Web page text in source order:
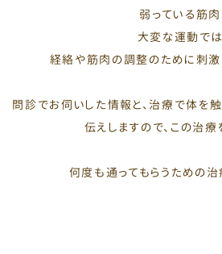
弱っている筋肉
大変な運動では
経絡や筋肉の調整のために刺激
問診でお伺いした情報と、治療で体を
伝えしますので、この治
何度も通ってもらうための